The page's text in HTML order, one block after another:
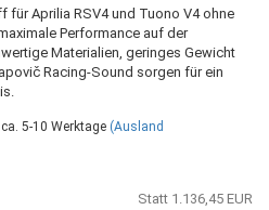
für Aprilia RSV4 und Tuono V4 ohne
Performance auf der
Materialien, geringes Gewicht
Racing-Sound sorgen für ein
ca. 5-10 Werktage (Ausland
Statt 1.136,45 EUR